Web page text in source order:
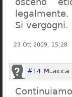
Si vergogni.
23 Ott 2009, 15:28
#14 M.acca